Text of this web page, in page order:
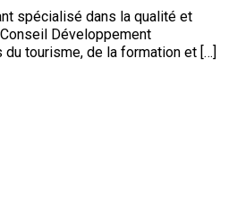
spécialisé dans la qualité et
Conseil Développement
tourisme, de la formation et […]